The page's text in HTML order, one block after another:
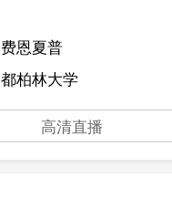
费恩夏普
都柏林大学
高清直播